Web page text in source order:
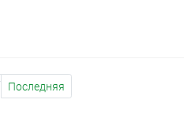
Последняя